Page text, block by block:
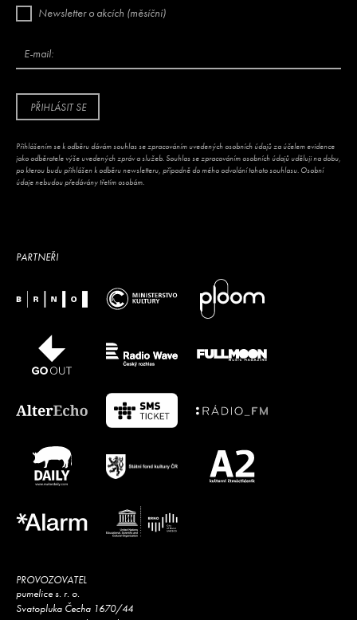
Newsletter o akcích (měsíční)
E-mail:
PŘIHLÁSIT SE
Přihlášením se k odběru dávám souhlas se zpracováním uvedených osobních údajů za účelem evidence
jako odběratele výše uvedených zpráv a služeb. Souhlas se zpracováním osobních údajů uděluji na dobu,
po kterou budu přihlášen k odběru newsletteru, případně do mého odvolání tohoto souhlasu. Osobní
údaje nebudou předávány třetím osobám.
PARTNEŘI
PROVOZOVATEL
pumelice s. r. o.
Svatopluka Čecha 1670/44